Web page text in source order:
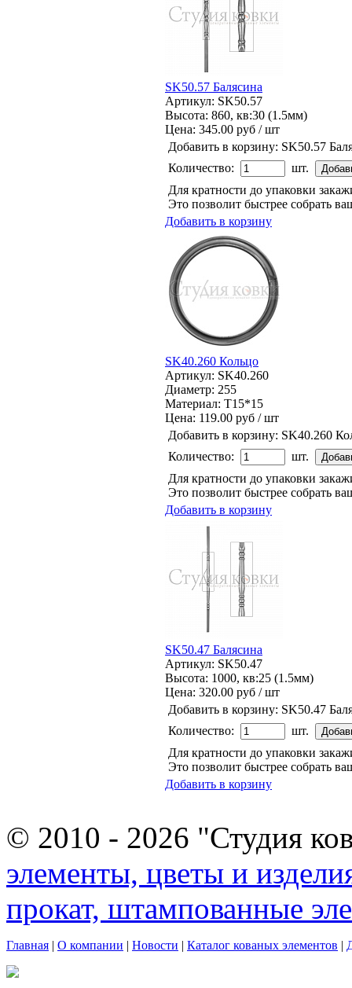
SK50.57 Балясина
Артикул: SK50.57
Высота: 860, кв:30 (1.5мм)
Цена: 345.00 руб / шт
Добавить в корзину: SK50.57
Количество:
шт.
Для кратности до упаковки
Это позволит быстрее собрать
Добавить в корзину
SK40.260 Кольцо
Артикул: SK40.260
Диаметр: 255
Материал: Т15*15
Цена: 119.00 руб / шт
Добавить в корзину: SK40.260
Количество:
шт.
Для кратности до упаковки
Это позволит быстрее собрать
Добавить в корзину
SK50.47 Балясина
Артикул: SK50.47
Высота: 1000, кв:25 (1.5мм)
Цена: 320.00 руб / шт
Добавить в корзину: SK50.47
Количество:
шт.
Для кратности до упаковки
Это позволит быстрее собрать
Добавить в корзину
© 2010 - 2026 "Студия
элементы, цветы и
прокат, штампованные
Главная | О компании | Новости | Каталог кованых элементов |